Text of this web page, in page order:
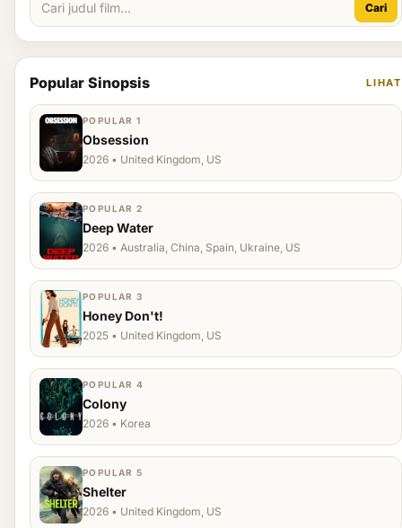
Cari
Popular Sinopsis LIHAT
POPULAR 1
Obsession
2026 • United Kingdom, US
POPULAR 2
Deep Water
2026 • Australia, China, Spain, Ukraine, US
POPULAR 3
Honey Don't!
2025 • United Kingdom, US
POPULAR 4
Colony
2026 • Korea
POPULAR 5
Shelter
2026 • United Kingdom, US